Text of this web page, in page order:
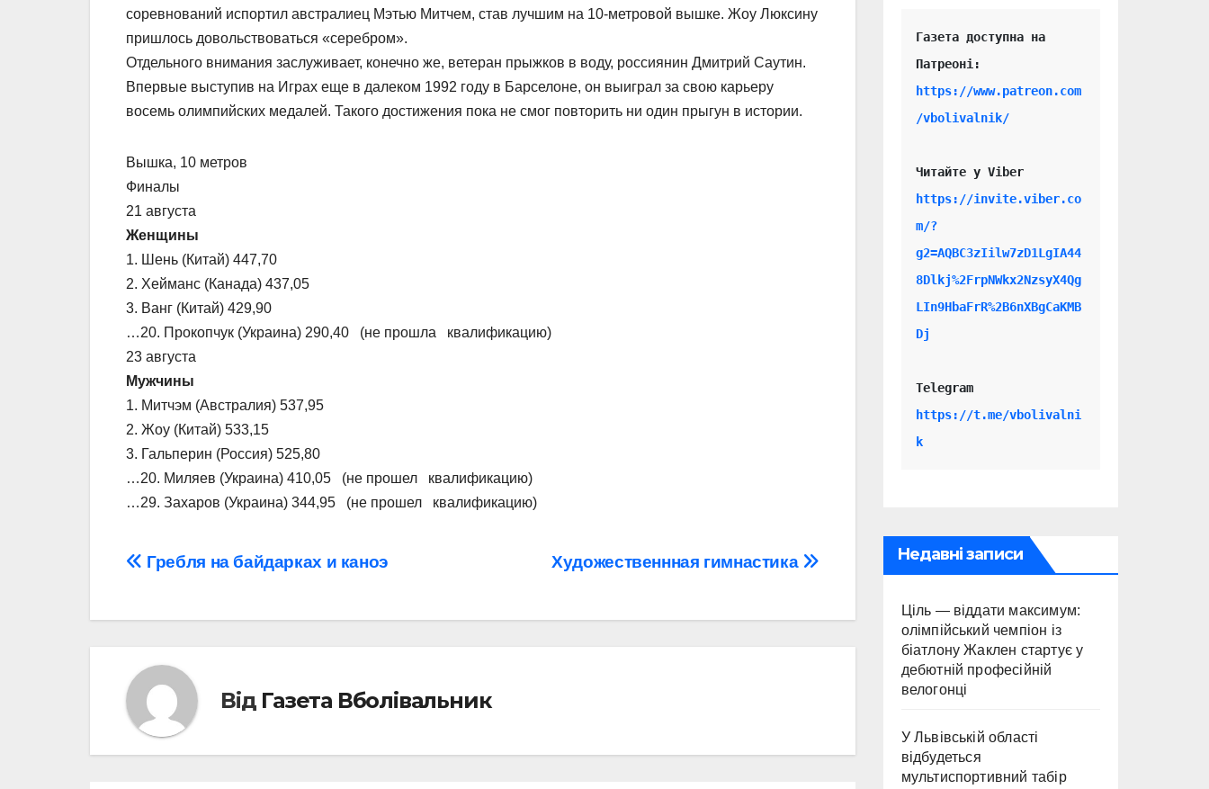
соревнований испортил австралиец Мэтью Митчем, став лучшим на 10-метровой вышке. Жоу Люксину
пришлось довольствоваться «серебром».
Отдельного внимания заслуживает, конечно же, ветеран прыжков в воду, россиянин Дмитрий Саутин.
Впервые выступив на Играх еще в далеком 1992 году в Барселоне, он выиграл за свою карьеру
восемь олимпийских медалей. Такого достижения пока не смог повторить ни один прыгун в истории.
Вышка, 10 метров
Финалы
21 августа
Женщины
1. Шень (Китай) 447,70
2. Хейманс (Канада) 437,05
3. Ванг (Китай) 429,90
…20. Прокопчук (Украина) 290,40 (не прошла квалификацию)
23 августа
Мужчины
1. Митчэм (Австралия) 537,95
2. Жоу (Китай) 533,15
3. Гальперин (Россия) 525,80
…20. Миляев (Украина) 410,05 (не прошел квалификацию)
…29. Захаров (Украина) 344,95 (не прошел квалификацию)
Навігація
Художественнная гимнастика
Гребля на байдарках и каноэ
Від Газета Вболівальник
Газета доступна на
https://www.patreon.com
/vbolivalnik/
Читайте у Viber
https://invite.viber.co
m/?
g2=AQBC3zIilw7zD1LgIA44
8Dlkj%2FrpNWkx2NzsyX4Qg
LIn9HbaFrR%2B6nXBgCaKMB
Dj
Telegram
https://t.me/vbolivalni
k
Недавні записи
Ціль — віддати максимум:
олімпійський чемпіон із
біатлону Жаклен стартує у
дебютній професійній
велогонці
У Львівській області
відбудеться
мультиспортивний табір